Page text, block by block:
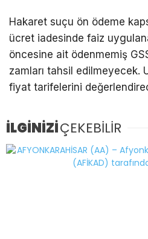
Hakaret suçu ön ödeme
ücret iadesinde faiz
öncesine ait ödenmemiş
zamları tahsil edilmeyecek.
fiyat tarifelerini
İLGİNİZİÇEKEBİLİR